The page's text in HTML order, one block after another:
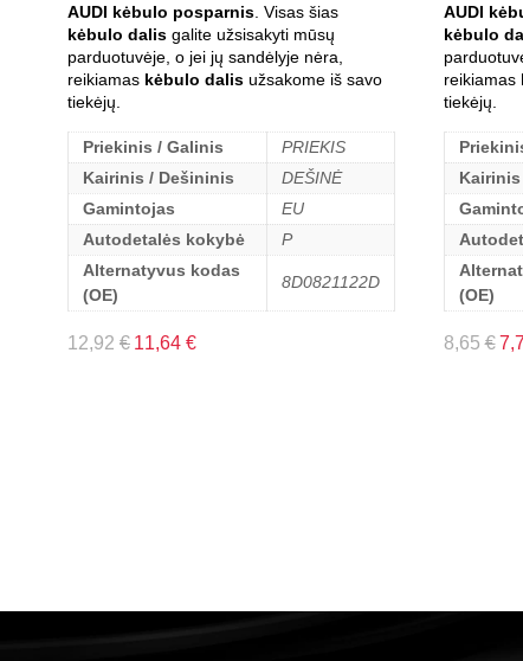
AUDI kėbulo posparnis . Visas šias
kėbulo dalis galite užsisakyti mūsų
parduotuvėje, o jei jų sandėlyje nėra,
reikiamas kėbulo dalis užsakome iš savo
tiekėjų.
Priekinis / Galinis
PRIEKIS
Kairinis / Dešininis
DEŠINĖ
Gamintojas
EU
Autodetalės kokybė
P
Alternatyvus kodas
(OE)
8D0821122D
12,92 € 11,64 €
AUDI
kėbulo
reikiamas
tiekėjų.
(OE)
8,65€